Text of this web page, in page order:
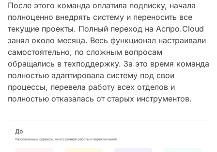
После этого команда оплатила подписку, начала
полноценно внедрять систему и переносить все
текущие проекты. Полный переход на Аспро.Cloud
занял около месяца. Весь функционал настраивали
самостоятельно, по сложным вопросам
обращались в техподдержку. За это время команда
полностью адаптировала систему под свои
процессы, перевела работу всех отделов и
полностью отказалась от старых инструментов.